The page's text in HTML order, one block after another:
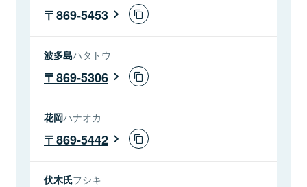
869-5453
波多島ハタトウ
869-5306
花岡ハナオカ
869-5442
伏木氏フシキ